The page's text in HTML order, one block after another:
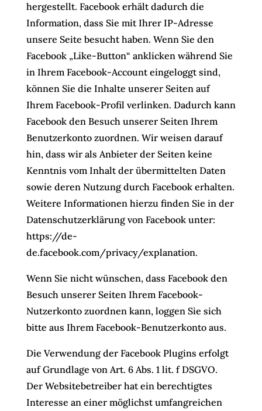
hergestellt. Facebook erhält dadurch die
Information, dass Sie mit Ihrer IP-Adresse
unsere Seite besucht haben. Wenn Sie den
Facebook „Like-Button“ anklicken während Sie
in Ihrem Facebook-Account eingeloggt sind,
können Sie die Inhalte unserer Seiten auf
Ihrem Facebook-Profil verlinken. Dadurch kann
Facebook den Besuch unserer Seiten Ihrem
Benutzerkonto zuordnen. Wir weisen darauf
hin, dass wir als Anbieter der Seiten keine
Kenntnis vom Inhalt der übermittelten Daten
sowie deren Nutzung durch Facebook erhalten.
Weitere Informationen hierzu finden Sie in der
Datenschutzerklärung von Facebook unter:
https://de-
de.facebook.com/privacy/explanation.
Wenn Sie nicht wünschen, dass Facebook den
Besuch unserer Seiten Ihrem Facebook-
Nutzerkonto zuordnen kann, loggen Sie sich
bitte aus Ihrem Facebook-Benutzerkonto aus.
Die Verwendung der Facebook Plugins erfolgt
auf Grundlage von Art. 6 Abs. 1 lit. f DSGVO.
Der Websitebetreiber hat ein berechtigtes
Interesse an einer möglichst umfangreichen